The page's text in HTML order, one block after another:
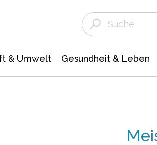
& Umwelt Gesundheit & Leben